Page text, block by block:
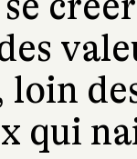
loin
qui